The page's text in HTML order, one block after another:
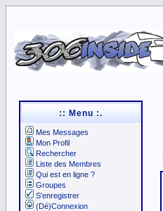
:: Menu :.
Mes Messages
Mon Profil
Rechercher
Liste des Membres
Qui est en ligne ?
Groupes
S'enregistrer
(Dé)Connexion